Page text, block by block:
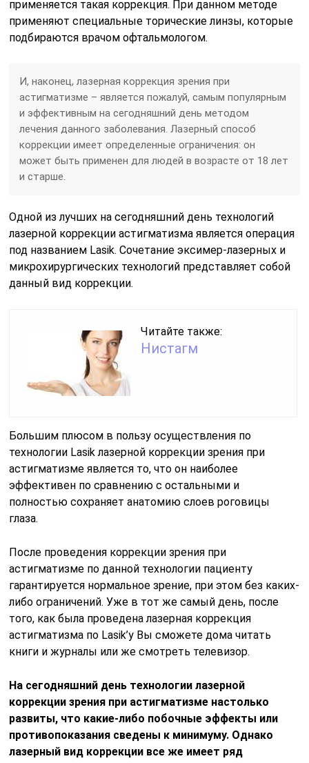
применяется такая коррекция. При данном методе
применяют специальные торические линзы, которые
подбираются врачом офтальмологом.
И, наконец, лазерная коррекция зрения при
астигматизме – является пожалуй, самым популярным
и эффективным на сегодняшний день методом
лечения данного заболевания. Лазерный способ
коррекции имеет определенные ограничения: он
может быть применен для людей в возрасте от 18 лет
и старше.
Одной из лучших на сегодняшний день технологий
лазерной коррекции астигматизма является операция
под названием Lasik. Сочетание эксимер-лазерных и
микрохирургических технологий представляет собой
данный вид коррекции.
Читайте также:
Нистагм
Большим плюсом в пользу осуществления по
технологии Lasik лазерной коррекции зрения при
астигматизме является то, что он наиболее
эффективен по сравнению с остальными и
полностью сохраняет анатомию слоев роговицы
глаза.
После проведения коррекции зрения при
астигматизме по данной технологии пациенту
гарантируется нормальное зрение, при этом без каких-
либо ограничений. Уже в тот же самый день, после
того, как была проведена лазерная коррекция
астигматизма по Lasik’y Вы сможете дома читать
книги и журналы или же смотреть телевизор.
На сегодняшний день технологии лазерной
коррекции зрения при астигматизме настолько
развиты, что какие-либо побочные эффекты или
противопоказания сведены к минимуму. Однако
лазерный вид коррекции все же имеет ряд